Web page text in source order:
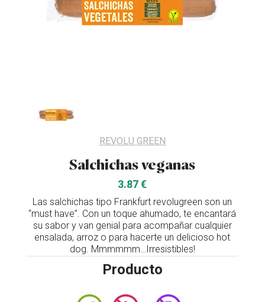
REVOLU GREEN
Salchichas veganas
3.87 €
Las salchichas tipo Frankfurt revolugreen son un
“must have”. Con un toque ahumado, te encantará
su sabor y van genial para acompañar cualquier
ensalada, arroz o para hacerte un delicioso hot
dog. Mmmmmm…Irresistibles!
Producto